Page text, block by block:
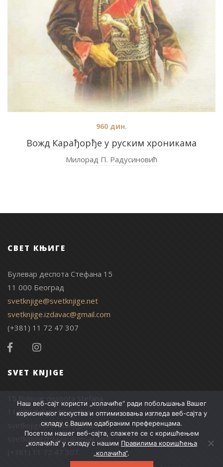
Вожд Карађорђе у руским хроникама
960 дин.
Милорад П. Радусиновић
СВЕТ КЊИГЕ
Булевар деспота Стефана 15
11 000 Београд
svetknjige@svetknjige.net
svetknjige.izdavac@gmail.com
(+381) 11 72 47 307
SVET KNJIGE
11 000 Belgrade, Serbia
svetknjige@svetknjige.net
svetknjige.izdavac@gmail.com
Наш веб-сајт користи „колачиће“ ради побољшања Вашег
корисничког искуства и оптимизовања изгледа веб-сајта у
складу с Вашим одабраним преференцама.
Посетом нашег веб-сајта, слажете се с коришћењем
„колачића“ у складу с нашим Правилима коришћења
„колачића“.